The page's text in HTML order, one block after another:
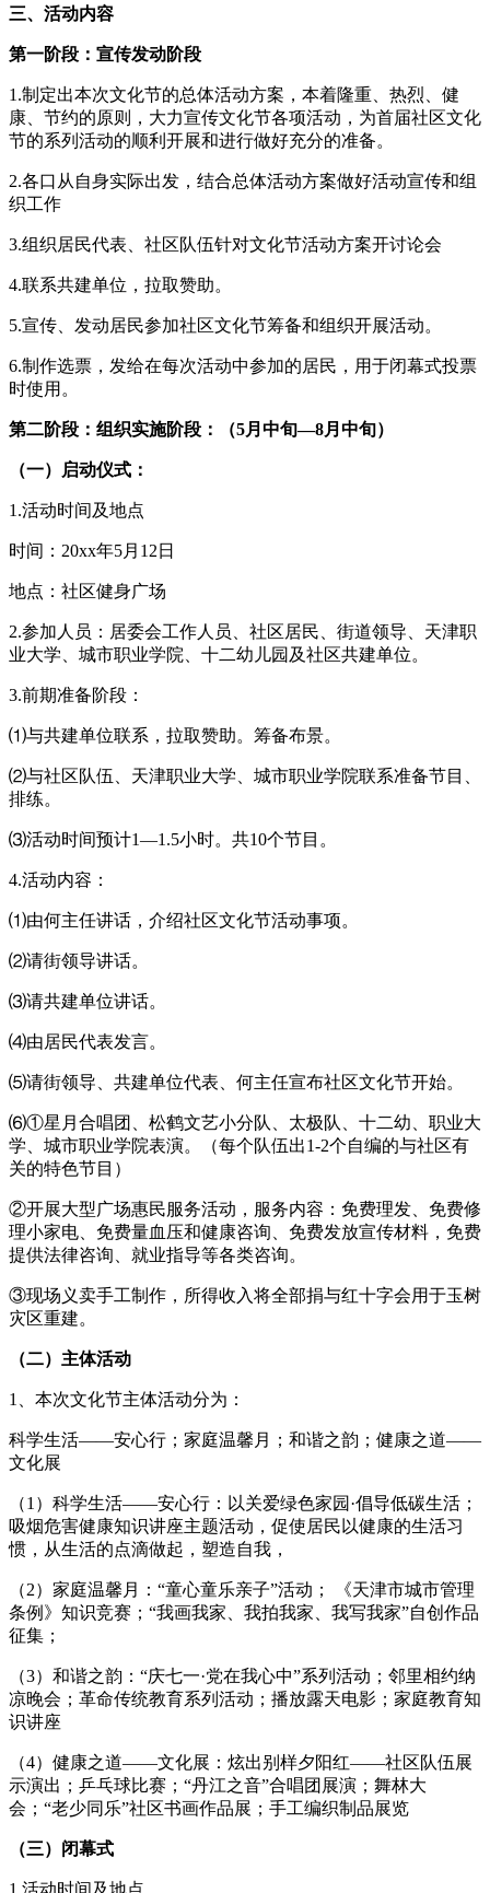
三、活动内容
第一阶段：宣传发动阶段
1.制定出本次文化节的总体活动方案，本着隆重、热烈、健
康、节约的原则，大力宣传文化节各项活动，为首届社区文化
节的系列活动的顺利开展和进行做好充分的准备。
2.各口从自身实际出发，结合总体活动方案做好活动宣传和组
织工作
3.组织居民代表、社区队伍针对文化节活动方案开讨论会
4.联系共建单位，拉取赞助。
5.宣传、发动居民参加社区文化节筹备和组织开展活动。
6.制作选票，发给在每次活动中参加的居民，用于闭幕式投票
时使用。
第二阶段：组织实施阶段：（5月中旬—8月中旬）
（一）启动仪式：
1.活动时间及地点
时间：20xx年5月12日
地点：社区健身广场
2.参加人员：居委会工作人员、社区居民、街道领导、天津职
业大学、城市职业学院、十二幼儿园及社区共建单位。
3.前期准备阶段：
⑴与共建单位联系，拉取赞助。筹备布景。
⑵与社区队伍、天津职业大学、城市职业学院联系准备节目、
排练。
⑶活动时间预计1—1.5小时。共10个节目。
4.活动内容：
⑴由何主任讲话，介绍社区文化节活动事项。
⑵请街领导讲话。
⑶请共建单位讲话。
⑷由居民代表发言。
⑸请街领导、共建单位代表、何主任宣布社区文化节开始。
⑹①星月合唱团、松鹤文艺小分队、太极队、十二幼、职业大
学、城市职业学院表演。（每个队伍出1-2个自编的与社区有
关的特色节目）
②开展大型广场惠民服务活动，服务内容：免费理发、免费修
理小家电、免费量血压和健康咨询、免费发放宣传材料，免费
提供法律咨询、就业指导等各类咨询。
③现场义卖手工制作，所得收入将全部捐与红十字会用于玉树
灾区重建。
（二）主体活动
1、本次文化节主体活动分为：
科学生活——安心行；家庭温馨月；和谐之韵；健康之道——
文化展
（1）科学生活——安心行：以关爱绿色家园·倡导低碳生活；
吸烟危害健康知识讲座主题活动，促使居民以健康的生活习
惯，从生活的点滴做起，塑造自我，
（2）家庭温馨月：“童心童乐亲子”活动； 《天津市城市管理
条例》知识竞赛；“我画我家、我拍我家、我写我家”自创作品
征集；
（3）和谐之韵：“庆七一·党在我心中”系列活动；邻里相约纳
凉晚会；革命传统教育系列活动；播放露天电影；家庭教育知
识讲座
（4）健康之道——文化展：炫出别样夕阳红——社区队伍展
示演出；乒乓球比赛；“丹江之音”合唱团展演；舞林大
会；“老少同乐”社区书画作品展；手工编织制品展览
（三）闭幕式